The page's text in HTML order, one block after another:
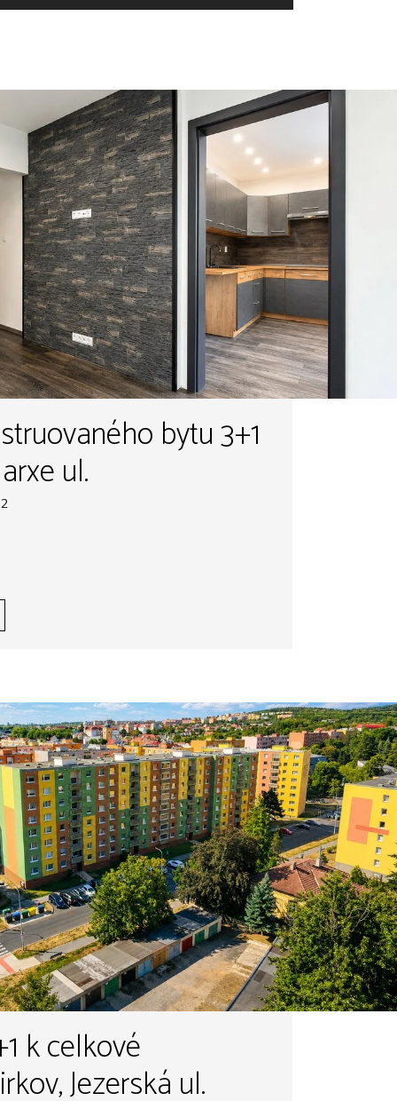
bytu 3+1
ul.
k celkové
Jezerská ul.